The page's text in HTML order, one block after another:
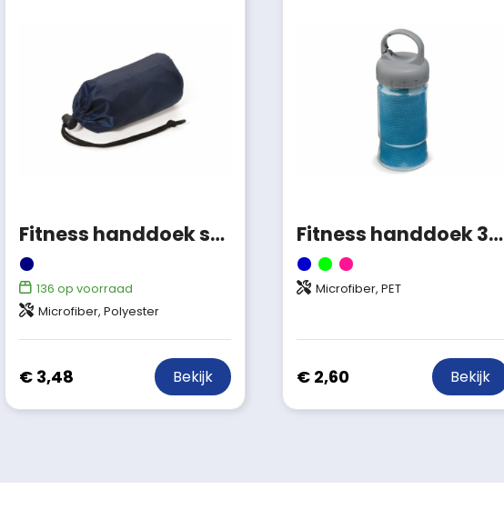
Fitness handdoek sport 210D
136 op voorraad
Microfiber, Polyester
€ 3,48 Bekijk
Fitness handdoek 30x90 cm
Microfiber, PET
€ 2,60 Bekijk